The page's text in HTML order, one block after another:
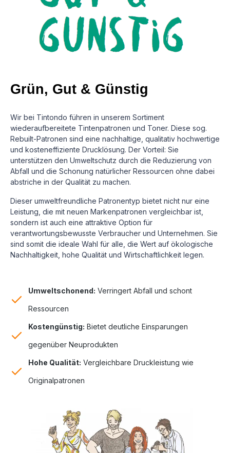
Grün, Gut & Günstig
Wir bei Tintondo führen in unserem Sortiment
wiederaufbereitete Tintenpatronen und Toner. Diese sog.
Rebuilt-Patronen sind eine nachhaltige, qualitativ hochwertige
und kosteneffiziente Drucklösung. Der Vorteil: Sie
unterstützen den Umweltschutz durch die Reduzierung von
Abfall und die Schonung natürlicher Ressourcen ohne dabei
abstriche in der Qualität zu machen.
Dieser umweltfreundliche Patronentyp bietet nicht nur eine
Leistung, die mit neuen Markenpatronen vergleichbar ist,
sondern ist auch eine attraktive Option für
verantwortungsbewusste Verbraucher und Unternehmen. Sie
sind somit die ideale Wahl für alle, die Wert auf ökologische
Nachhaltigkeit, hohe Qualität und Wirtschaftlichkeit legen.
Umweltschonend: Verringert Abfall und schont
Ressourcen
Kostengünstig: Bietet deutliche Einsparungen
gegenüber Neuprodukten
Hohe Qualität: Vergleichbare Druckleistung wie
Originalpatronen